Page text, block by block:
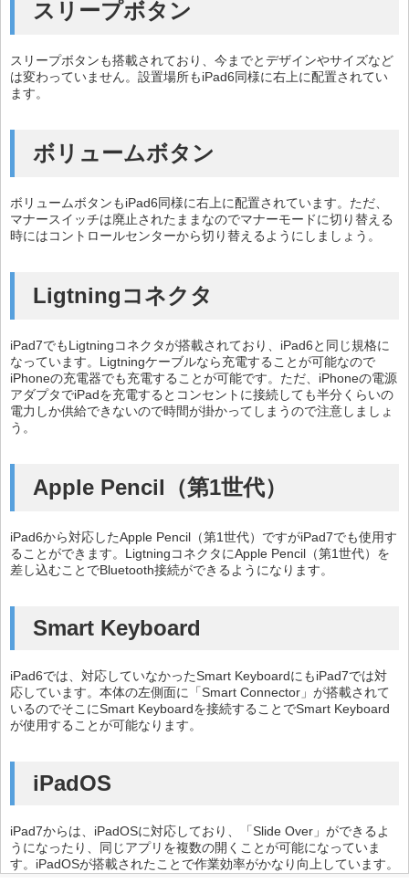
スリープボタン
スリープボタンも搭載されており、今までとデザインやサイズなど
は変わっていません。設置場所もiPad6同様に右上に配置されてい
ます。
ボリュームボタン
ボリュームボタンもiPad6同様に右上に配置されています。ただ、
マナースイッチは廃止されたままなのでマナーモードに切り替える
時にはコントロールセンターから切り替えるようにしましょう。
Ligtningコネクタ
iPad7でもLigtningコネクタが搭載されており、iPad6と同じ規格に
なっています。Ligtningケーブルなら充電することが可能なので
iPhoneの充電器でも充電することが可能です。ただ、iPhoneの電源
アダプタでiPadを充電するとコンセントに接続しても半分くらいの
電力しか供給できないので時間が掛かってしまうので注意しましょ
う。
Apple Pencil（第1世代）
iPad6から対応したApple Pencil（第1世代）ですがiPad7でも使用す
ることができます。LigtningコネクタにApple Pencil（第1世代）を
差し込むことでBluetooth接続ができるようになります。
Smart Keyboard
iPad6では、対応していなかったSmart KeyboardにもiPad7では対
応しています。本体の左側面に「Smart Connector」が搭載されて
いるのでそこにSmart Keyboardを接続することでSmart Keyboard
が使用することが可能なります。
iPadOS
iPad7からは、iPadOSに対応しており、「Slide Over」ができるよ
うになったり、同じアプリを複数の開くことが可能になっていま
す。iPadOSが搭載されたことで作業効率がかなり向上しています。